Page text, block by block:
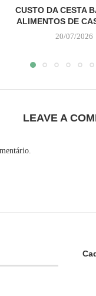
CUSTO DA CESTA
ALIMENTOS DE
20/07/2026
LEAVE A